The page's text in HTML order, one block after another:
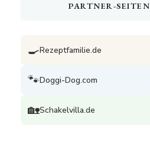
PARTNER-SEITEN
🍳Rezeptfamilie.de
🐾Doggi-Dog.com
🏡Schakelvilla.de